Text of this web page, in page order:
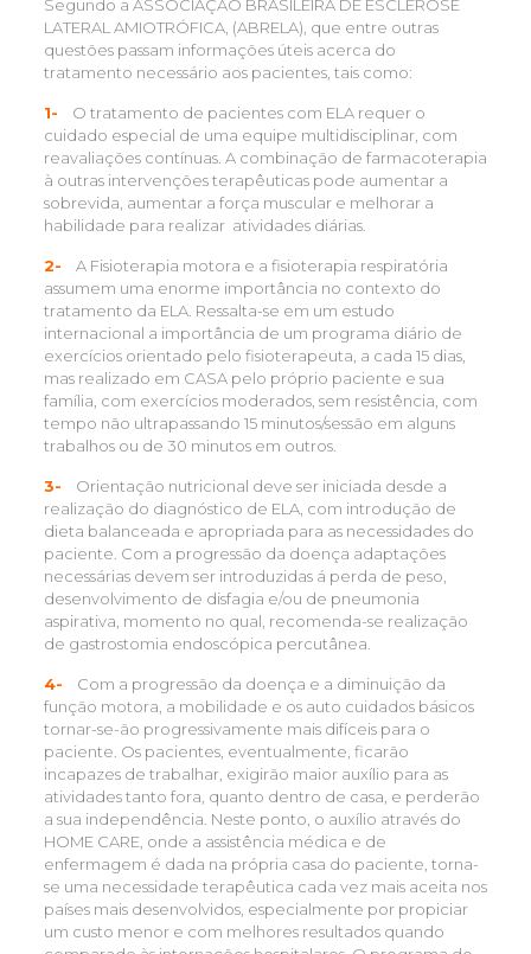
Segundo a ASSOCIAÇAO BRASILEIRA DE ESCLEROSE
LATERAL AMIOTRÓFICA, (ABRELA), que entre outras
questões passam informações úteis acerca do
tratamento necessário aos pacientes, tais como:
1- O tratamento de pacientes com ELA requer o
cuidado especial de uma equipe multidisciplinar, com
reavaliações contínuas. A combinação de farmacoterapia
à outras intervenções terapêuticas pode aumentar a
sobrevida, aumentar a força muscular e melhorar a
habilidade para realizar atividades diárias.
2- A Fisioterapia motora e a fisioterapia respiratória
assumem uma enorme importância no contexto do
tratamento da ELA. Ressalta-se em um estudo
internacional a importância de um programa diário de
exercícios orientado pelo fisioterapeuta, a cada 15 dias,
mas realizado em CASA pelo próprio paciente e sua
família, com exercícios moderados, sem resistência, com
tempo não ultrapassando 15 minutos/sessão em alguns
trabalhos ou de 30 minutos em outros.
3- Orientação nutricional deve ser iniciada desde a
realização do diagnóstico de ELA, com introdução de
dieta balanceada e apropriada para as necessidades do
paciente. Com a progressão da doença adaptações
necessárias devem ser introduzidas á perda de peso,
desenvolvimento de disfagia e/ou de pneumonia
aspirativa, momento no qual, recomenda-se realização
de gastrostomia endoscópica percutânea.
4- Com a progressão da doença e a diminuição da
função motora, a mobilidade e os auto cuidados básicos
tornar-se-ão progressivamente mais difíceis para o
paciente. Os pacientes, eventualmente, ficarão
incapazes de trabalhar, exigirão maior auxílio para as
atividades tanto fora, quanto dentro de casa, e perderão
a sua independência. Neste ponto, o auxílio através do
HOME CARE, onde a assistência médica e de
enfermagem é dada na própria casa do paciente, torna-
se uma necessidade terapêutica cada vez mais aceita nos
países mais desenvolvidos, especialmente por propiciar
um custo menor e com melhores resultados quando